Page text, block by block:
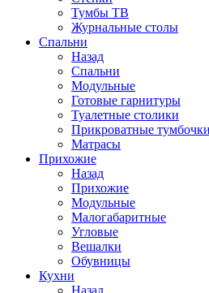
Тумбы ТВ
Журнальные столы
Спальни
Назад
Спальни
Модульные
Готовые гарнитуры
Туалетные столики
Прикроватные тумбочки
Матрасы
Прихожие
Назад
Прихожие
Модульные
Малогабаритные
Угловые
Вешалки
Обувницы
Кухни
Назад